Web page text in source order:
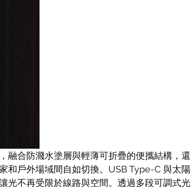
融合防濺水塗層與輕薄可折疊的便攜結構，還
和戶外場域間自如切換。USB Type-C 與太陽
光不再受限於線路與空間。透過多段可調式光